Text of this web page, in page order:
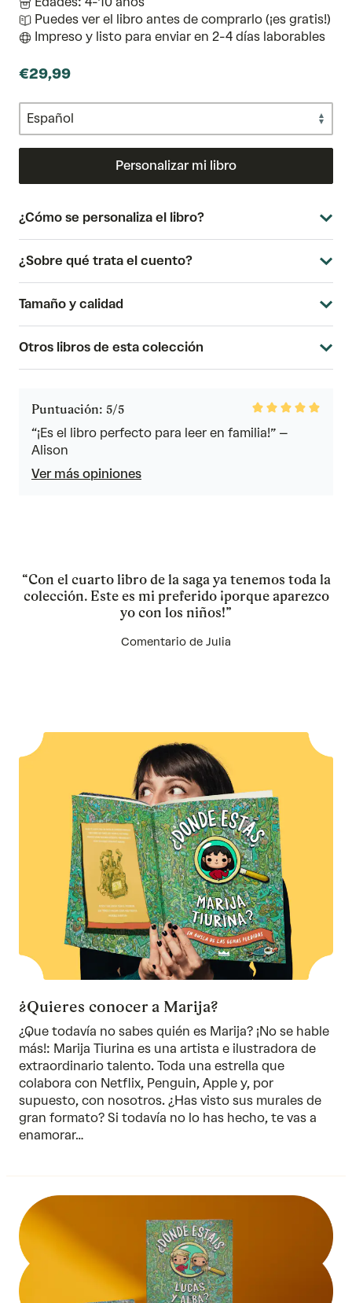
Puedes ver el libro antes de comprarlo (¡es gratis!)
Impreso y listo para enviar en 2-4 días laborables
€29,99
Personalizar mi libro
¿Cómo se personaliza el libro?
¿Sobre qué trata el cuento?
Tamaño y calidad
Otros libros de esta colección
Puntuación: 5/5
Rated
5out
“¡Es el libro perfecto para leer en familia!” –
Alison
Ver más opiniones
“Con el cuarto libro de la saga ya tenemos toda la
colección. Este es mi preferido ¡porque aparezco
yo con los niños!”
Comentario de Julia
¿Quieres conocer a Marija?
¿Que todavía no sabes quién es Marija? ¡No se hable
más!: Marija Tiurina es una artista e ilustradora de
extraordinario talento. Toda una estrella que
colabora con Netflix, Penguin, Apple y, por
supuesto, con nosotros. ¿Has visto sus murales de
gran formato? Si todavía no lo has hecho, te vas a
enamorar…